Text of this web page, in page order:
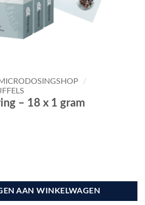
/
– 18 x 1 gram
gram aantal
AAN WINKELWAGEN